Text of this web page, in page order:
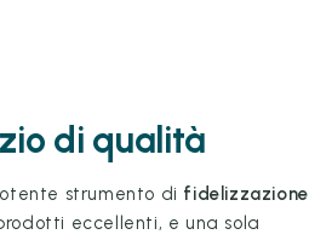
di qualità
strumento di fidelizzazione
eccellenti, e una sola